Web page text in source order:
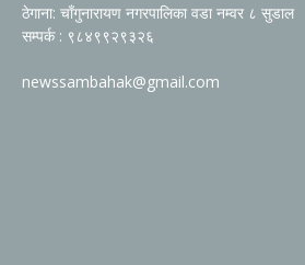
ठेगाना: चाँगुनारायण नगरपालिका वडा नम्वर ८ सुडाल
सम्पर्क : ९८४९९२९३२६
newssambahak@gmail.com